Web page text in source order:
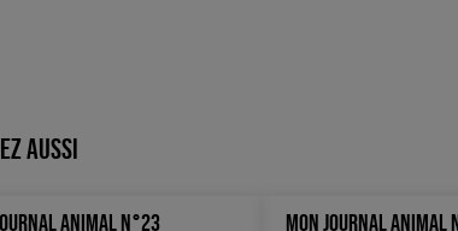
aussi
ANIMAL N°23 MON JOURNAL ANIMAL